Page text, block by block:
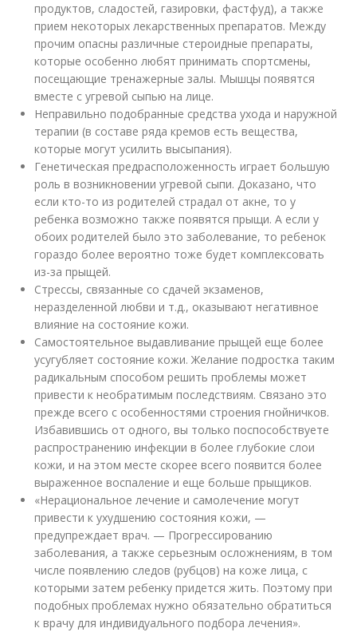
продуктов, сладостей, газировки, фастфуд), а также
прием некоторых лекарственных препаратов. Между
прочим опасны различные стероидные препараты,
которые особенно любят принимать спортсмены,
посещающие тренажерные залы. Мышцы появятся
вместе с угревой сыпью на лице.
Неправильно подобранные средства ухода и наружной
терапии (в составе ряда кремов есть вещества,
которые могут усилить высыпания).
Генетическая предрасположенность играет большую
роль в возникновении угревой сыпи. Доказано, что
если кто-то из родителей страдал от акне, то у
ребенка возможно также появятся прыщи. А если у
обоих родителей было это заболевание, то ребенок
гораздо более вероятно тоже будет комплексовать
из-за прыщей.
Стрессы, связанные со сдачей экзаменов,
неразделенной любви и т.д., оказывают негативное
влияние на состояние кожи.
Самостоятельное выдавливание прыщей еще более
усугубляет состояние кожи. Желание подростка таким
радикальным способом решить проблемы может
привести к необратимым последствиям. Связано это
прежде всего с особенностями строения гнойничков.
Избавившись от одного, вы только поспособствуете
распространению инфекции в более глубокие слои
кожи, и на этом месте скорее всего появится более
выраженное воспаление и еще больше прыщиков.
«Нерациональное лечение и самолечение могут
привести к ухудшению состояния кожи, —
предупреждает врач. — Прогрессированию
заболевания, а также серьезным осложнениям, в том
числе появлению следов (рубцов) на коже лица, с
которыми затем ребенку придется жить. Поэтому при
подобных проблемах нужно обязательно обратиться
к врачу для индивидуального подбора лечения».